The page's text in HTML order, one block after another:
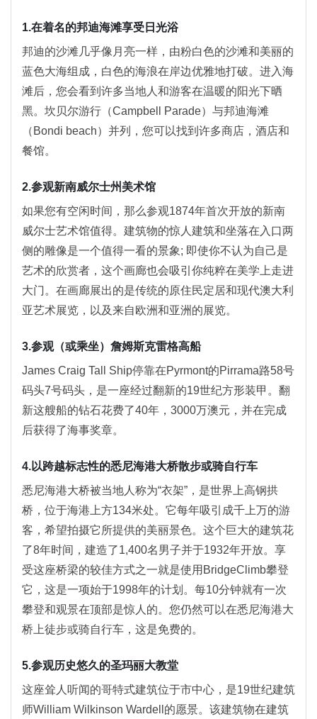
1.在着名的邦迪海滩享受日光浴
邦迪的沙滩几乎像月亮一样，由粉白色的沙滩和美丽的
蓝色大海组成，白色的海浪在岸边优雅地打破。进入海
滩后，您会看到许多当地人和游客在温暖的阳光下晒
黑。坎贝尔游行（Campbell Parade）与邦迪海滩
（Bondi beach）并列，您可以找到许多商店，酒店和
餐馆。
2.参观新南威尔士州美术馆
如果您有空闲时间，那么参观1874年首次开放的新南
威尔士艺术馆值得。建筑物的惊人建筑和坐落在入口两
侧的雕像是一个值得一看的景象; 即使你不认为自己是
艺术的欣赏者，这个画廊也会吸引你纯粹在美学上走进
大门。在画廊展出的是传统的原住民定居和现代澳大利
亚艺术展览，以及来自欧洲和亚洲的展览。
3.参观（或乘坐）詹姆斯克雷格高船
James Craig Tall Ship停靠在Pyrmont的Pirrama路58号
码头7号码头，是一座经过翻新的19世纪方形装甲。翻
新这艘船的钻石花费了40年，3000万澳元，并在完成
后获得了海事奖章。
4.以跨越标志性的悉尼海港大桥散步或骑自行车
悉尼海港大桥被当地人称为“衣架”，是世界上高钢拱
桥，位于海港上方134米处。它每年吸引成千上万的游
客，希望拍摄它所提供的美丽景色。这个巨大的建筑花
了8年时间，建造了1,400名男子并于1932年开放。享
受这座桥梁的较佳方式之一就是使用BridgeClimb攀登
它，这是一项始于1998年的计划。每10分钟就有一次
攀登和观景在顶部是惊人的。您仍然可以在悉尼海港大
桥上徒步或骑自行车，这是免费的。
5.参观历史悠久的圣玛丽大教堂
这座耸人听闻的哥特式建筑位于市中心，是19世纪建筑
师William Wilkinson Wardell的愿景。该建筑物在建筑